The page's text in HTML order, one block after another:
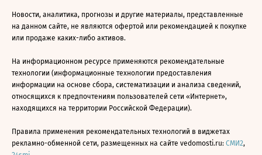
Новости, аналитика, прогнозы и другие материалы, представленные
на данном сайте, не являются офертой или рекомендацией к покупке
или продаже каких-либо активов.
На информационном ресурсе применяются рекомендательные
технологии (информационные технологии предоставления
информации на основе сбора, систематизации и анализа сведений,
относящихся к предпочтениям пользователей сети «Интернет»,
находящихся на территории Российской Федерации).
Правила применения рекомендательных технологий в виджетах
рекламно-обменной сети, размещенных на сайте vedomosti.ru: СМИ2,